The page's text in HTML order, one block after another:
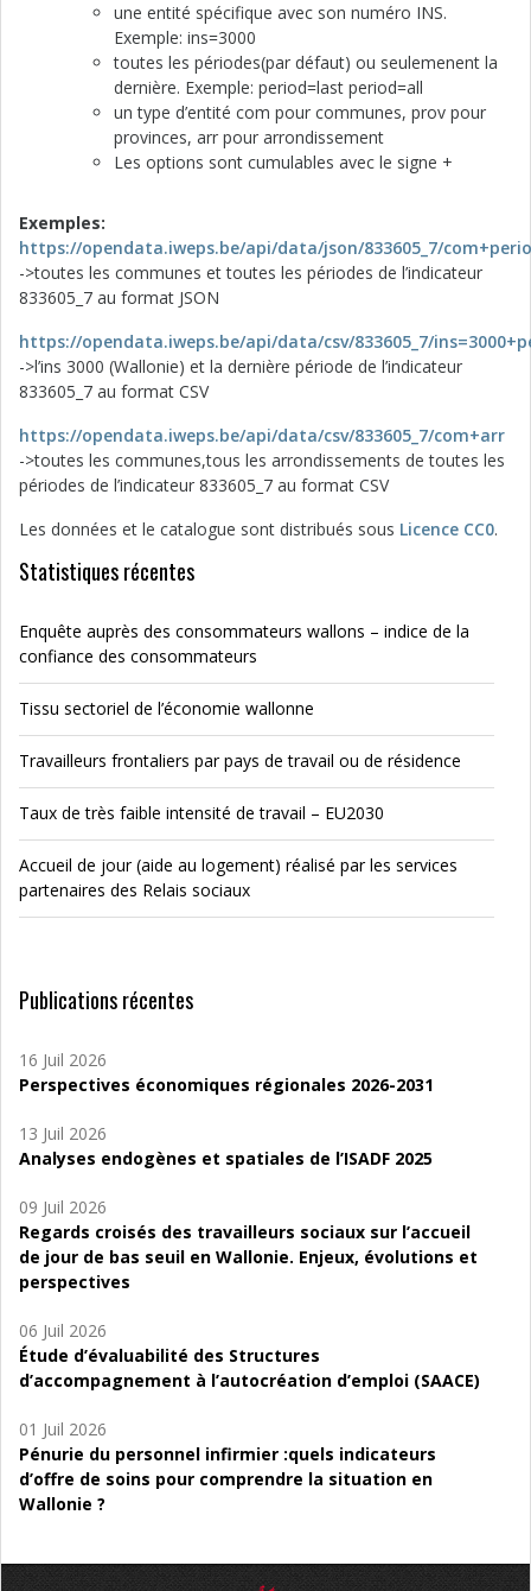
une entité spécifique avec son numéro INS.
Exemple: ins=3000
toutes les périodes(par défaut) ou seulemenent la
dernière. Exemple: period=last period=all
un type d’entité com pour communes, prov pour
provinces, arr pour arrondissement
Les options sont cumulables avec le signe +
Exemples:
https://opendata.iweps.be/api/data/json/833605_7/
->toutes les communes et toutes les périodes de l’indicateur
833605_7 au format JSON
https://opendata.iweps.be/api/data/csv/833605_7/
->l’ins 3000 (Wallonie) et la dernière période de l’indicateur
833605_7 au format CSV
https://opendata.iweps.be/api/data/csv/833605_7/com+arr
->toutes les communes,tous les arrondissements de toutes les
périodes de l’indicateur 833605_7 au format CSV
Les données et le catalogue sont distribués sous Licence CC0.
Statistiques récentes
Enquête auprès des consommateurs wallons – indice de la
confiance des consommateurs
Tissu sectoriel de l’économie wallonne
Travailleurs frontaliers par pays de travail ou de résidence
Taux de très faible intensité de travail – EU2030
Accueil de jour (aide au logement) réalisé par les services
partenaires des Relais sociaux
Publications récentes
16 Juil 2026
Perspectives économiques régionales 2026-2031
13 Juil 2026
Analyses endogènes et spatiales de l’ISADF 2025
09 Juil 2026
Regards croisés des travailleurs sociaux sur l’accueil
de jour de bas seuil en Wallonie. Enjeux, évolutions et
perspectives
06 Juil 2026
Étude d’évaluabilité des Structures
d’accompagnement à l’autocréation d’emploi (SAACE)
01 Juil 2026
Pénurie du personnel infirmier :quels indicateurs
d’offre de soins pour comprendre la situation en
Wallonie ?